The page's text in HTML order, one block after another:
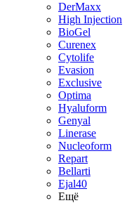
DerMaxx
High Injection
BioGel
Curenex
Cytolife
Evasion
Exclusive
Optima
Hyaluform
Genyal
Linerase
Nucleoform
Repart
Bellarti
Ejal40
Ещё